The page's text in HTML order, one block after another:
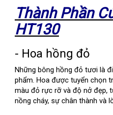
Thành Phần
HT130
- Hoa hồng đỏ
Những bông hồng đỏ tươi là
phẩm. Hoa được tuyển chọn
màu đỏ rực rỡ và độ nở đẹp,
nồng cháy, sự chân thành và